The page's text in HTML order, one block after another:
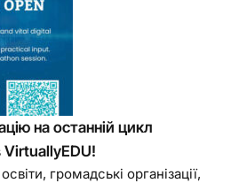
на останній цикл
VirtuallyEDU!
громадські організації,